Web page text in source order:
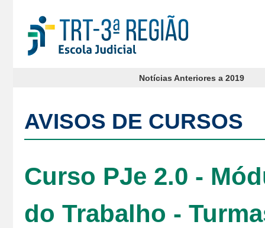
Notícias Anteriores a 2019
AVISOS DE CURSOS
Curso PJe 2.0 -
do Trabalho -